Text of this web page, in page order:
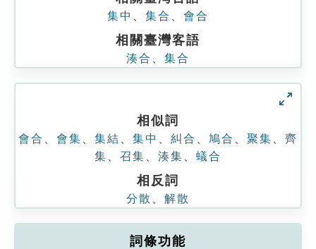
集中 集合 會合
相關臺灣客語
湊合 集合
相似詞
會合 會集 集結 集中 糾合 鳩合 聚集
齊
集
召集 湊集 蟻合
相反詞
分散 解散
詞條功能